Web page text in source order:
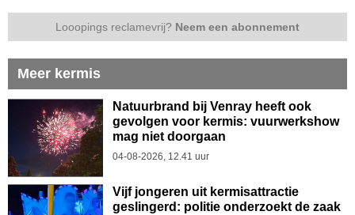
Looopings reclamevrij? Neem een abonnement
Meer kermis
Natuurbrand bij Venray heeft ook
gevolgen voor kermis: vuurwerkshow
mag niet doorgaan
04-08-2026, 12.41 uur
Vijf jongeren uit kermisattractie
geslingerd: politie onderzoekt de zaak